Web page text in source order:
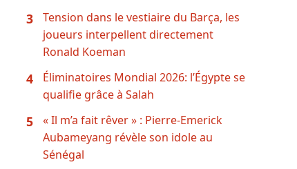
3
Tension dans le vestiaire du Barça, les
joueurs interpellent directement
Ronald Koeman
4
Éliminatoires Mondial 2026: l’Égypte se
qualifie grâce à Salah
5
« Il m’a fait rêver » : Pierre-Emerick
Aubameyang révèle son idole au
Sénégal